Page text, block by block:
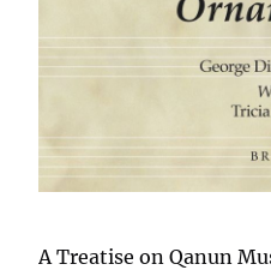
A Treatise on Qanun